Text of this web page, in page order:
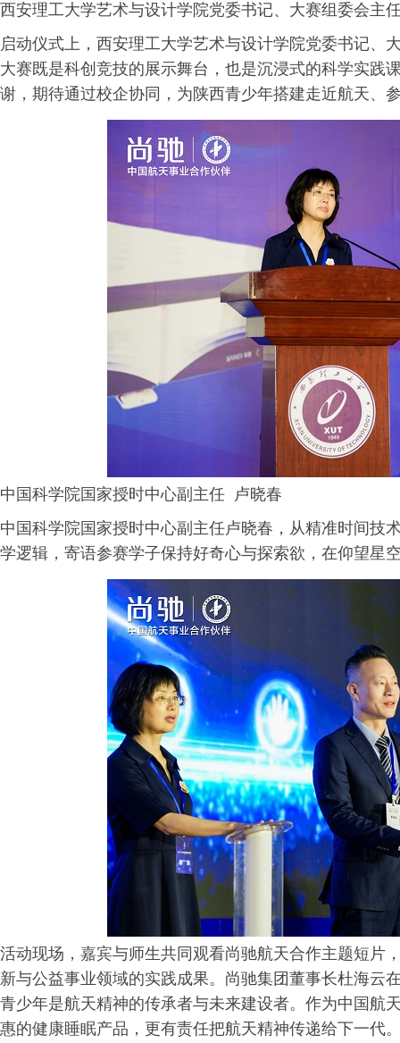
西安理工大学艺术与设计学院党委书记、大赛组委会主
启动仪式上，西安理工大学艺术与设计学院党委书记、
大赛既是科创竞技的展示舞台，也是沉浸式的科学实践
谢，期待通过校企协同，为陕西青少年搭建走近航天、
中国科学院国家授时中心副主任 卢晓春
中国科学院国家授时中心副主任卢晓春，从精准时间技
学逻辑，寄语参赛学子保持好奇心与探索欲，在仰望星
活动现场，嘉宾与师生共同观看尚驰航天合作主题短片
新与公益事业领域的实践成果。尚驰集团董事长杜海云
青少年是航天精神的传承者与未来建设者。作为中国航
惠的健康睡眠产品，更有责任把航天精神传递给下一代